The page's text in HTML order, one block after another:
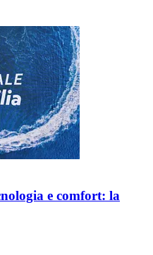
e comfort: la